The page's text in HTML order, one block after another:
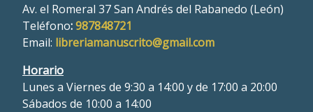
Av. el Romeral 37 San Andrés del Rabanedo (León)
Teléfono:987848721
Email: libreriamanuscrito@gmail.com
Horario
Lunes a Viernes de 9:30 a 14:00 y de 17:00 a 20:00
Sábados de 10:00 a 14:00